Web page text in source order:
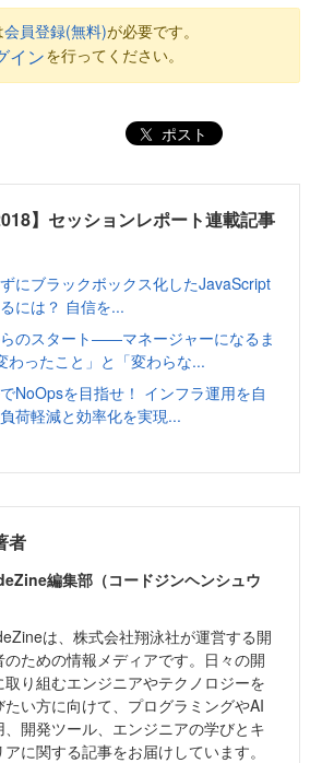
会員登録(無料)が必要です。
インを行ってください。
ポスト
】セッションレポート連載記事
にブラックボックス化したJavaScript
には？ 自信を...
のスタート――マネージャーになるま
わったこと」と「変わらな...
NoOpsを目指せ！ インフラ運用を自
荷軽減と効率化を実現...
者
編集部（コードジンヘンシュウ
は、株式会社翔泳社が運営する開
のための情報メディアです。日々の開
取り組むエンジニアやテクノロジーを
たい方に向けて、プログラミングやAI
、開発ツール、エンジニアの学びとキ
アに関する記事をお届けしています。